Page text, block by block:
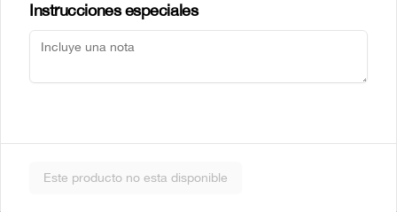
Instrucciones especiales
Este producto no esta disponible